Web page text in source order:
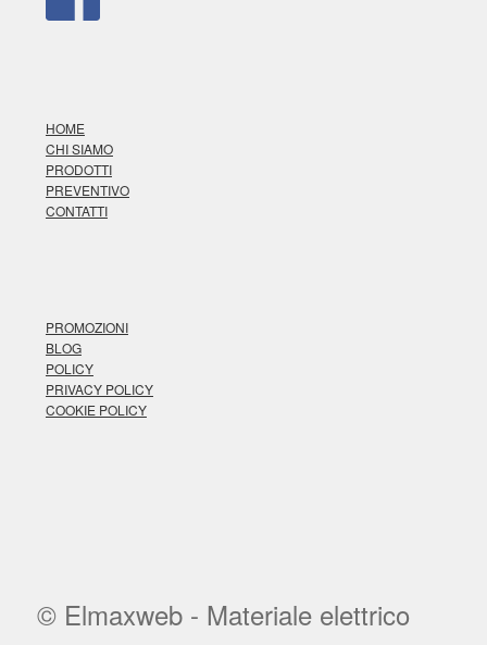
HOME
CHI SIAMO
PRODOTTI
PREVENTIVO
CONTATTI
PROMOZIONI
BLOG
POLICY
PRIVACY POLICY
COOKIE POLICY
© Elmaxweb - Materiale elettrico